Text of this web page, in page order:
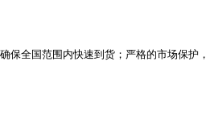
保全国范围内快速到货；严格的市场保护，